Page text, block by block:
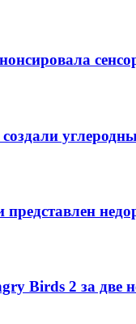
представлен
Birds 2 за две